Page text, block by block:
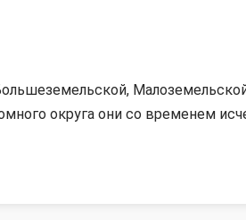
округа они со временем